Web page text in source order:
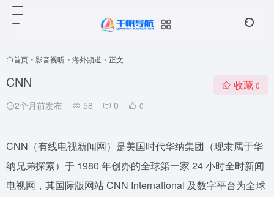
首页 • 影音视听 • 海外频道 • 正文
CNN
2个月前发布 58 0 0
收藏 0
CNN（有线电视新闻网）是美国时代华纳集团（现隶属于华
纳兄弟探索）于 1980 年创办的全球第一家 24 小时全时新闻
电视网，其国际版网站 CNN International 及数字平台为全球